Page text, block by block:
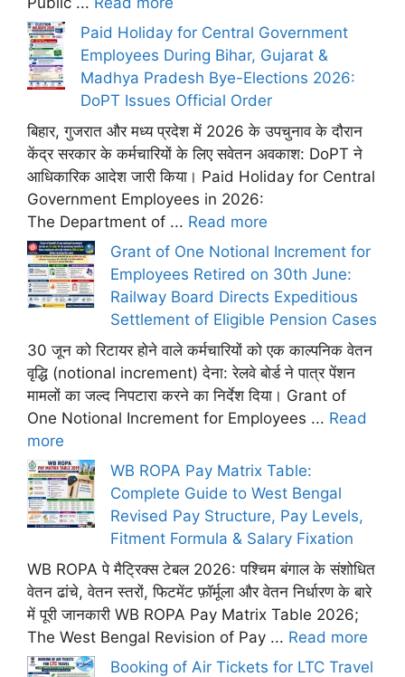
Paid Holiday for Central Government
Employees During Bihar, Gujarat &
Madhya Pradesh Bye-Elections 2026:
DoPT Issues Official Order
बिहार, गुजरात और मध्य प्रदेश में 2026 के उपचुनाव के दौरान
केंद्र सरकार के कर्मचारियों के लिए सवेतन अवकाश: DoPT ने
आधिकारिक आदेश जारी किया। Paid Holiday for Central
Government Employees in 2026:
The Department of ... Read more
Grant of One Notional Increment for
Employees Retired on 30th June:
Railway Board Directs Expeditious
Settlement of Eligible Pension Cases
30 जून को रिटायर होने वाले कर्मचारियों को एक काल्पनिक वेतन
वृद्धि (notional increment) देना: रेलवे बोर्ड ने पात्र पेंशन
मामलों का जल्द निपटारा करने का निर्देश दिया। Grant of
One Notional Increment for Employees ... Read
more
WB ROPA Pay Matrix Table:
Complete Guide to West Bengal
Revised Pay Structure, Pay Levels,
Fitment Formula & Salary Fixation
WB ROPA पे मैट्रिक्स टेबल 2026: पश्चिम बंगाल के संशोधित
वेतन ढांचे, वेतन स्तरों, फिटमेंट फ़ॉर्मूला और वेतन निर्धारण के बारे
में पूरी जानकारी WB ROPA Pay Matrix Table 2026;
The West Bengal Revision of Pay ... Read more
Booking of Air Tickets for LTC Travel